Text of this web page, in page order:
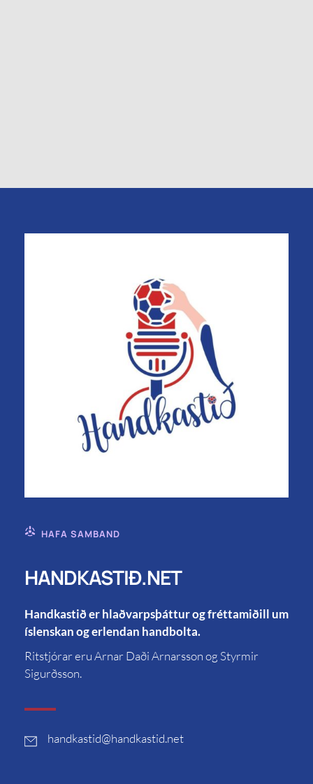
HAFA SAMBAND
HANDKASTIÐ.NET
Handkastið er hlaðvarpsþáttur og fréttamiðill um
íslenskan og erlendan handbolta.
Ritstjórar eru Arnar Daði Arnarsson og Styrmir
Sigurðsson.
handkastid@handkastid.net